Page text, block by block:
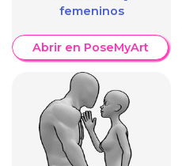
femeninos
Abrir en PoseMyArt